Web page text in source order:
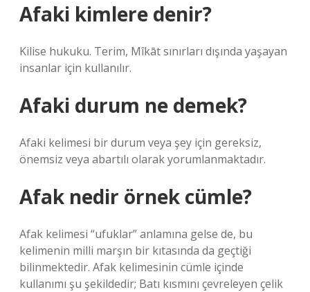
Afaki kimlere denir?
Kilise hukuku. Terim, Mîkāt sınırları dışında yaşayan
insanlar için kullanılır.
Afaki durum ne demek?
Afaki kelimesi bir durum veya şey için gereksiz,
önemsiz veya abartılı olarak yorumlanmaktadır.
Afak nedir örnek cümle?
Afak kelimesi “ufuklar” anlamına gelse de, bu
kelimenin milli marşın bir kıtasında da geçtiği
bilinmektedir. Afak kelimesinin cümle içinde
kullanımı şu şekildedir; Batı kısmını çevreleyen çelik